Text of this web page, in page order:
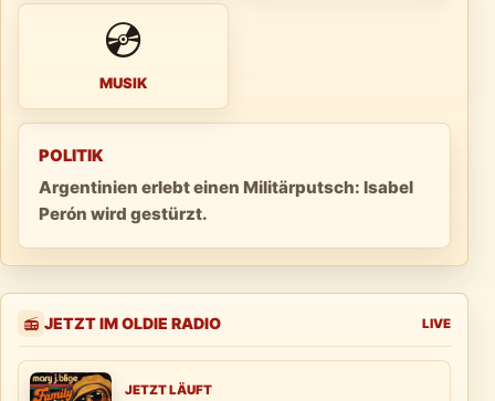
💿
MUSIK
POLITIK
Argentinien erlebt einen Militärputsch: Isabel
Perón wird gestürzt.
📻 JETZT IM OLDIE RADIO LIVE
JETZT LÄUFT